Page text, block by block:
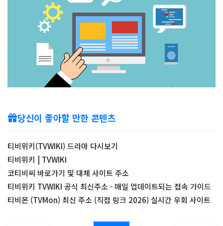
당신이 좋아할 만한 콘텐츠
티비위키(TVWIKI) 드라마 다시보기
티비위키 | TVWIKI
코티비씨 바로가기 및 대체 사이트 주소
티비위키 TVWIKI 공식 최신주소 - 매일 업데이트되는 접속 가이드
티비몬 (TVMon) 최신 주소 (직접 링크 2026) 실시간 우회 사이트